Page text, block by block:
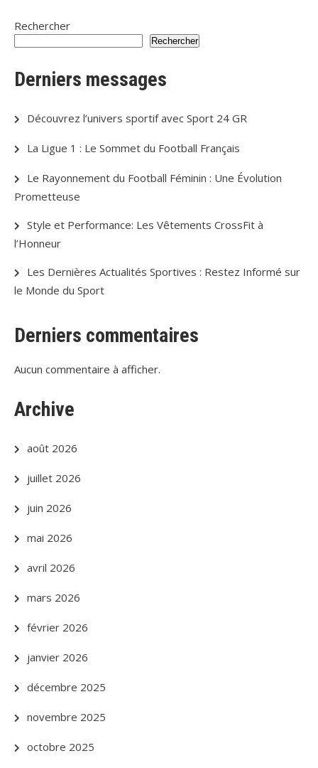
Rechercher
Rechercher
Derniers messages
Découvrez l’univers sportif avec Sport 24 GR
La Ligue 1 : Le Sommet du Football Français
Le Rayonnement du Football Féminin : Une Évolution
Prometteuse
Style et Performance: Les Vêtements CrossFit à
l’Honneur
Les Dernières Actualités Sportives : Restez Informé sur
le Monde du Sport
Derniers commentaires
Aucun commentaire à afficher.
Archive
août 2026
juillet 2026
juin 2026
mai 2026
avril 2026
mars 2026
février 2026
janvier 2026
décembre 2025
novembre 2025
octobre 2025